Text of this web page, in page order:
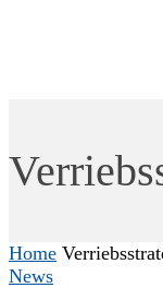
Home
News